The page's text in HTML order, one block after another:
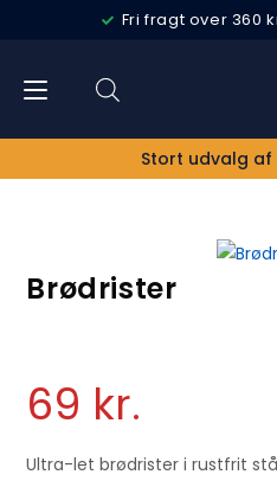
Fri fragt over 360
Stort udvalg af
Brødrister
69 kr.
Ultra-let brødrister i rustfrit